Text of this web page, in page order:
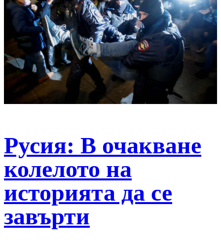
Русия: В очакване
колелото на
историята да се
завърти